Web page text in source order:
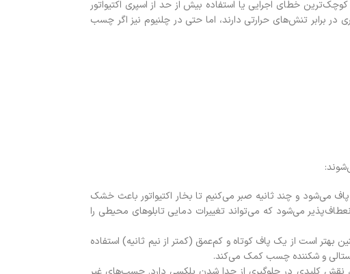
خطای اجرایی یا استفاده بیش از حد از اسپری اکتیواتور
تنش‌های حرارتی دارند، اما حتی در چلنیوم نیز اگر چسب
می‌شود و چند ثانیه صبر می‌کنیم تا بخار اکتیواتور باعث خشک
می‌شود که می‌تواند تغییرات دمایی تابلوهای محیطی را
رعایت فاصله حدود ۳۰ سانتی‌متری الزامی است. همچنین بهتر است از یک پاف کوتاه و کم‌عمق (کمتر از نیم ثانیه) استفاده
و شکننده چسب کمک می‌کند.